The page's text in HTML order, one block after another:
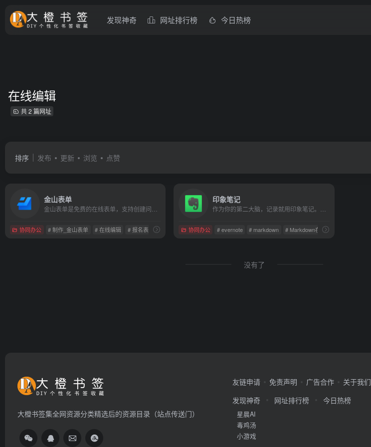
发现神奇 网址排行榜 今日热榜
在线编辑
共 2 篇网址
排序 发布 更新 浏览 点赞
金山表单
协同办公 # 制作_金山表单 # 在线编辑 # 报名表
印象笔记
协同办公 # evernote # markdown # Markdown在线编辑器
没有了
大橙书签集全网资源分类精选后的资源目录（站点传送门）
友链申请 免责声明 广告合作 关于我们
发现神奇
星晨AI
毒鸡汤
小游戏
网址排行榜 今日热榜